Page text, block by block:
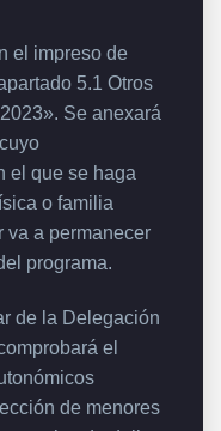
el impreso de
5.1 Otros
Se anexará
el que se haga
o familia
va a permanecer
programa.
de la Delegación
el
de menores